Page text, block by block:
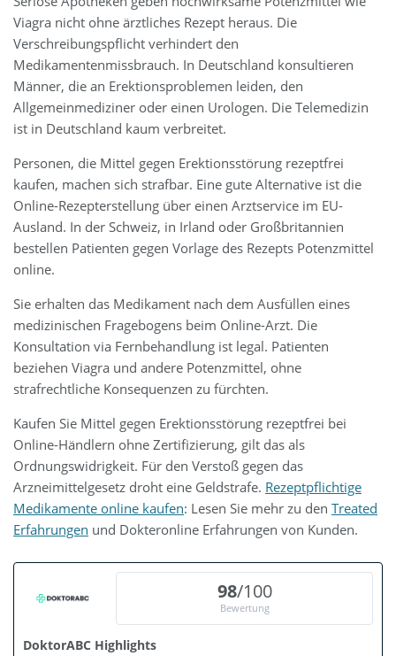
Viagra nicht ohne ärztliches Rezept heraus. Die
Verschreibungspflicht verhindert den
Medikamentenmissbrauch. In Deutschland konsultieren
Männer, die an Erektionsproblemen leiden, den
Allgemeinmediziner oder einen Urologen. Die Telemedizin
ist in Deutschland kaum verbreitet.
Personen, die Mittel gegen Erektionsstörung rezeptfrei
kaufen, machen sich strafbar. Eine gute Alternative ist die
Online-Rezepterstellung über einen Arztservice im EU-
Ausland. In der Schweiz, in Irland oder Großbritannien
bestellen Patienten gegen Vorlage des Rezepts Potenzmittel
online.
Sie erhalten das Medikament nach dem Ausfüllen eines
medizinischen Fragebogens beim Online-Arzt. Die
Konsultation via Fernbehandlung ist legal. Patienten
beziehen Viagra und andere Potenzmittel, ohne
strafrechtliche Konsequenzen zu fürchten.
Kaufen Sie Mittel gegen Erektionsstörung rezeptfrei bei
Online-Händlern ohne Zertifizierung, gilt das als
Ordnungswidrigkeit. Für den Verstoß gegen das
Arzneimittelgesetz droht eine Geldstrafe. Rezeptpflichtige
Medikamente online kaufen: Lesen Sie mehr zu den Treated
Erfahrungen und Dokteronline Erfahrungen von Kunden.
98/100
Bewertung
DoktorABC Highlights